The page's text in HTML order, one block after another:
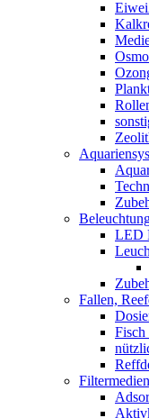
LED
Fallen,
Fisch
Filtermedien